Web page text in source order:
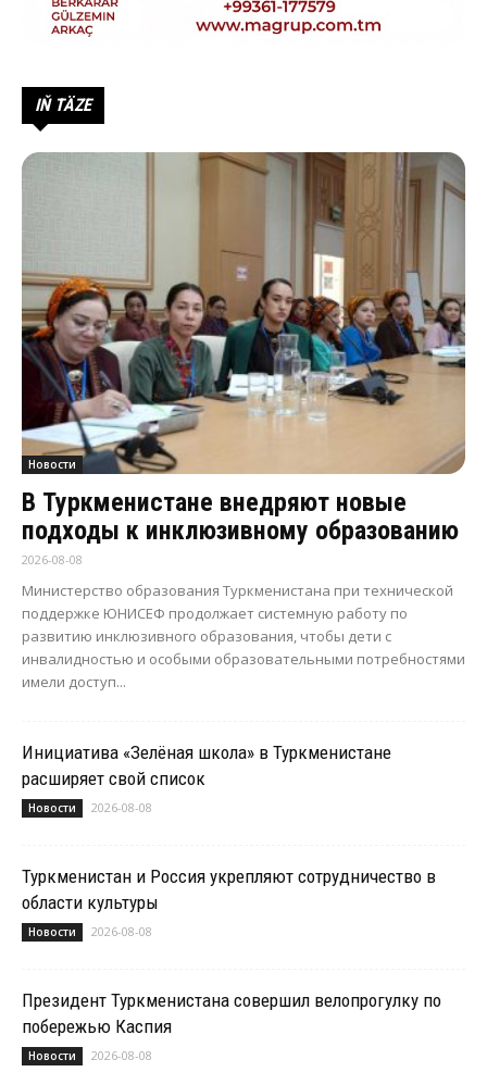
IŇ TÄZE
Новости
В Туркменистане внедряют новые
подходы к инклюзивному образованию
2026-08-08
Министерство образования Туркменистана при технической
поддержке ЮНИСЕФ продолжает системную работу по
развитию инклюзивного образования, чтобы дети с
инвалидностью и особыми образовательными потребностями
имели доступ...
Инициатива «Зелёная школа» в Туркменистане
расширяет свой список
Новости 2026-08-08
Туркменистан и Россия укрепляют сотрудничество в
области культуры
Новости 2026-08-08
Президент Туркменистана совершил велопрогулку по
побережью Каспия
Новости 2026-08-08